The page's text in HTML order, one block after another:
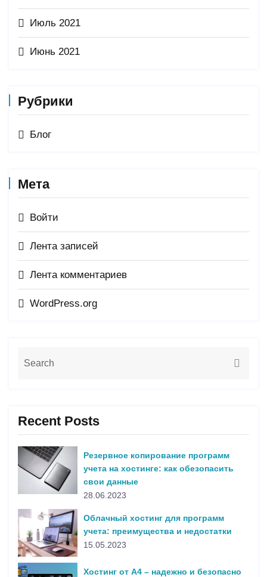
Июль 2021
Июнь 2021
Рубрики
Блог
Мета
Войти
Лента записей
Лента комментариев
WordPress.org
Recent Posts
Резервное копирование программ
учета на хостинге: как обезопасить
свои данные
28.06.2023
Облачный хостинг для программ
учета: преимущества и недостатки
15.05.2023
Хостинг от А4 – надежно и безопасно